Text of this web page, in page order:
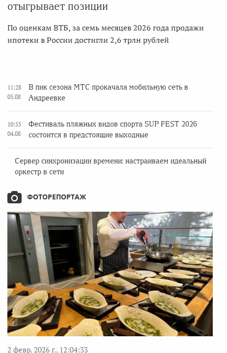
отыгрывает позиции
По оценкам ВТБ, за семь месяцев 2026 года продажи
ипотеки в России достигли 2,6 трлн рублей
11:28
05.08
В пик сезона МТС прокачала мобильную сеть в
Андреевке
10:55
04.08
Фестиваль пляжных видов спорта SUP FEST 2026
состоится в предстоящие выходные
Сервер синхронизации времени: настраиваем идеальный
оркестр в сети
ФОТОРЕПОРТАЖ
2 февр. 2026 г., 12:04:33